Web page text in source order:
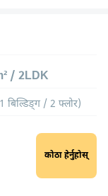
/ 2LDK
बिल्डिङ्ग / 2 फ्लोर)
कोठा हेर्नुहोस्